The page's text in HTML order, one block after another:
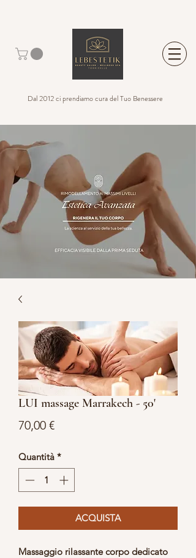
Dal 2012 ci prendiamo cura del Tuo Benessere
LUI massage Marrakech - 50'
70,00 €Prezzo
Quantità *
ACQUISTA
Massaggio rilassante corpo dedicato